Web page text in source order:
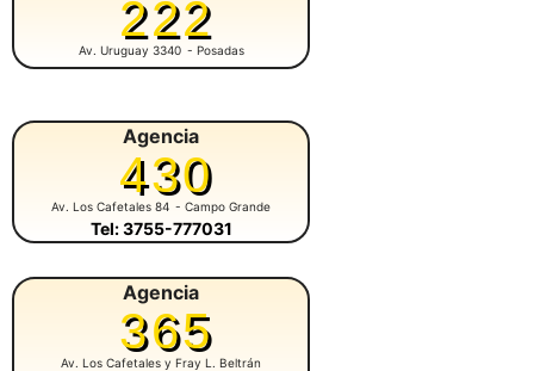
222
Av. Uruguay 3340 - Posadas
Agencia
430
Av. Los Cafetales 84 - Campo Grande
Tel: 3755-777031
Agencia
365
Av. Los Cafetales y Fray L. Beltrán